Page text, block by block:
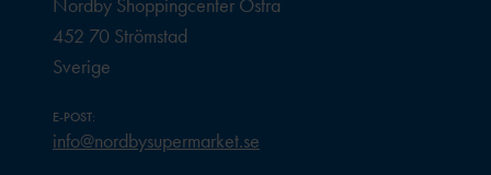
452 70 Strömstad
Sverige
E-POST:
info@nordbysupermarket.se